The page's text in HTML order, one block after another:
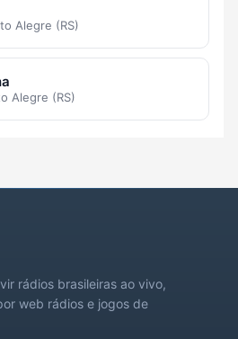
Alegre (RS)
Alegre (RS)
rádios brasileiras ao vivo,
web rádios e jogos de